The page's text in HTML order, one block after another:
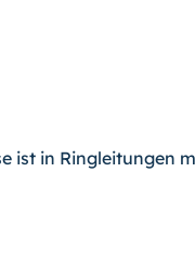
ist in Ringleitungen